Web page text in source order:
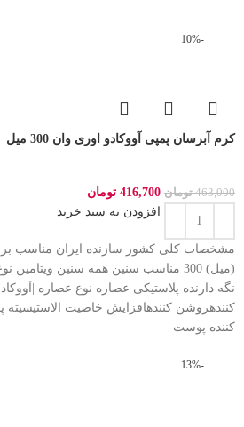
-10%
کرم آبرسان پمپی آووکادو اوری وان 300 میل
463,000 تومان 416,700 تومان
افزودن به سبد خرید
مشخصات کلی کشور سازنده ایران مناسب
نگه دارنده پلاستیکی عصاره نوع عصاره
کنندهروشن کنندهافزایش خاصیت
کننده پوست
-13%